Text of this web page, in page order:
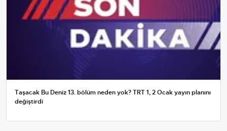
Taşacak Bu Deniz 13. bölüm neden yok? TRT 1, 2 Ocak yayın planını
değiştirdi